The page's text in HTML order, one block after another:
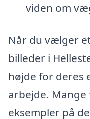
viden om
Når du vælger
billeder i
højde for deres
arbejde.
eksempler på